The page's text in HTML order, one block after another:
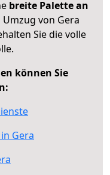
breite Palette an
von Gera
Sie die volle
können Sie
Gera